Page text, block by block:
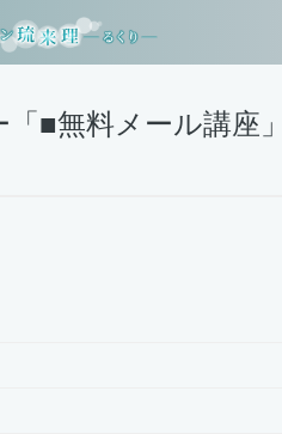
■無料メール講座